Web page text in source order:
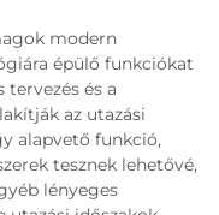
modern
épülő funkciókat
és a
az utazási
alapvető funkció,
tesznek lehetővé,
lényeges